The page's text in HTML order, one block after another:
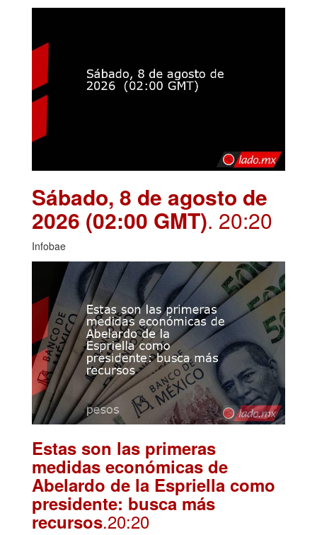
Sábado, 8 de agosto de
2026 (02:00 GMT). 20:20
Infobae
Estas son las primeras
medidas económicas de
Abelardo de la Espriella como
presidente: busca más
recursos.20:20